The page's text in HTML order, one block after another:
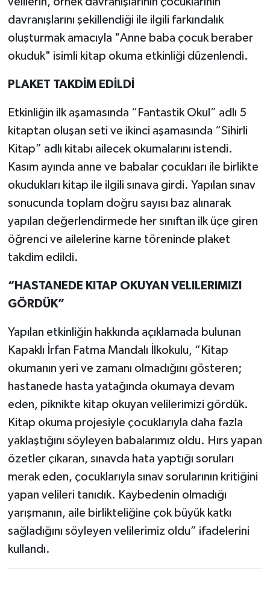
davranışlarını şekillendiği ile ilgili farkındalık
oluşturmak amacıyla "Anne baba çocuk beraber
okuduk" isimli kitap okuma etkinliği düzenlendi.
PLAKET TAKDİM EDİLDİ
Etkinliğin ilk aşamasında “Fantastik Okul” adlı 5
kitaptan oluşan seti ve ikinci aşamasında “Sihirli
Kitap” adlı kitabı ailecek okumalarını istendi.
Kasım ayında anne ve babalar çocukları ile birlikte
okudukları kitap ile ilgili sınava girdi. Yapılan sınav
sonucunda toplam doğru sayısı baz alınarak
yapılan değerlendirmede her sınıftan ilk üçe giren
öğrenci ve ailelerine karne töreninde plaket
takdim edildi.
“HASTANEDE KITAP OKUYAN VELILERIMIZI
GÖRDÜK”
Yapılan etkinliğin hakkında açıklamada bulunan
Kapaklı İrfan Fatma Mandalı İlkokulu, “Kitap
okumanın yeri ve zamanı olmadığını gösteren;
hastanede hasta yatağında okumaya devam
eden, piknikte kitap okuyan velilerimizi gördük.
Kitap okuma projesiyle çocuklarıyla daha fazla
yaklaştığını söyleyen babalarımız oldu. Hırs yapan
özetler çıkaran, sınavda hata yaptığı soruları
merak eden, çocuklarıyla sınav sorularının kritiğini
yapan velileri tanıdık. Kaybedenin olmadığı
yarışmanın, aile birlikteliğine çok büyük katkı
sağladığını söyleyen velilerimiz oldu” ifadelerini
kullandı.